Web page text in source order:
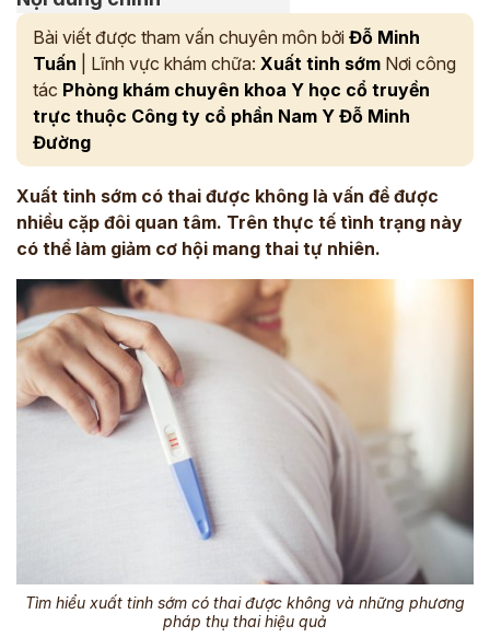
Bài viết được tham vấn chuyên môn bởi Đỗ Minh
Tuấn | Lĩnh vực khám chữa: Xuất tinh sớm Nơi công
tác Phòng khám chuyên khoa Y học cổ truyền
trực thuộc Công ty cổ phần Nam Y Đỗ Minh
Đường
Xuất tinh sớm có thai được không là vấn đề được
nhiều cặp đôi quan tâm. Trên thực tế tình trạng này
có thể làm giảm cơ hội mang thai tự nhiên.
Tìm hiểu xuất tinh sớm có thai được không và những phương
pháp thụ thai hiệu quả